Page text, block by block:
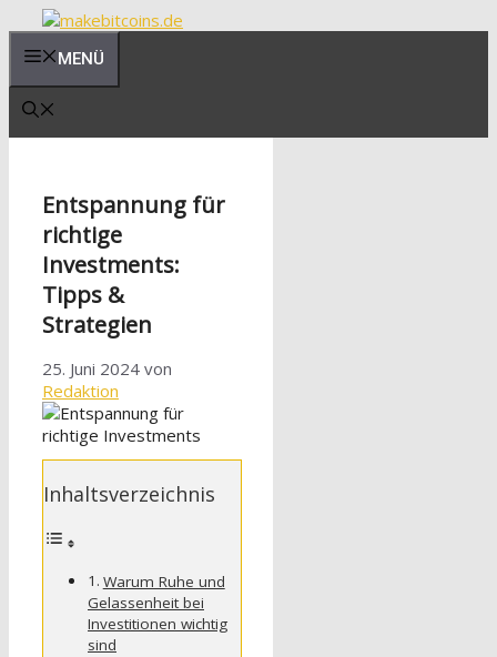
springenMENÜ
Entspannung für
richtige
Investments:
Tipps &
Strategien
25. Juni 2024 von
Redaktion
Inhaltsverzeichnis
Warum Ruhe und
Gelassenheit bei
Investitionen wichtig
sind